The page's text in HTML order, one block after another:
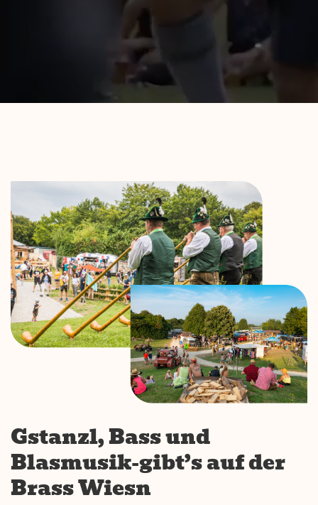
Gstanzl, Bass und
Blasmusik-gibt’s auf der
Brass Wiesn